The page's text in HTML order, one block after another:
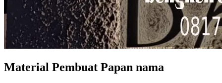
Material Pembuat Papan nama